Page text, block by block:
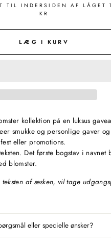
TIL INDERSIDEN AF LÅGET
KR
LÆG I KURV
kollektion på en luksus
smukke og personlige gaver
eller promotions.
Det første bogstav i navnet
blomster.
af æsken, vil tage
eller specielle ønsker?